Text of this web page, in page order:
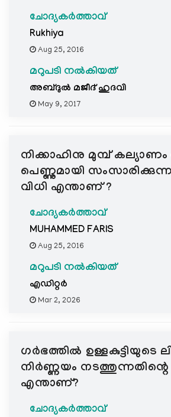
ചോദ്യകർത്താവ്
Rukhiya
Aug 25, 2016
മറുപടി നൽകിയത്
അബ്ദുല്‍ മജീദ് ഹുദവി
May 9, 2017
നിക്കാഹിനു മുമ്പ് കല്യാണം
പെണ്ണുമായി
വിധി എന്താണ് ?
ചോദ്യകർത്താവ്
MUHAMMED FARIS
Aug 25, 2016
മറുപടി നൽകിയത്
എഡിറ്റര്‍
Mar 2, 2026
ഗര്‍ഭത്തില്‍ ഉള്ളകുട്ടിയുടെ
നിര്‍ണ്ണയം നടത്തുന്നതിന്റെ
എന്താണ്?
ചോദ്യകർത്താവ്